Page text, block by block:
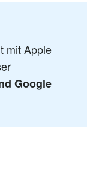
mit Apple
Google